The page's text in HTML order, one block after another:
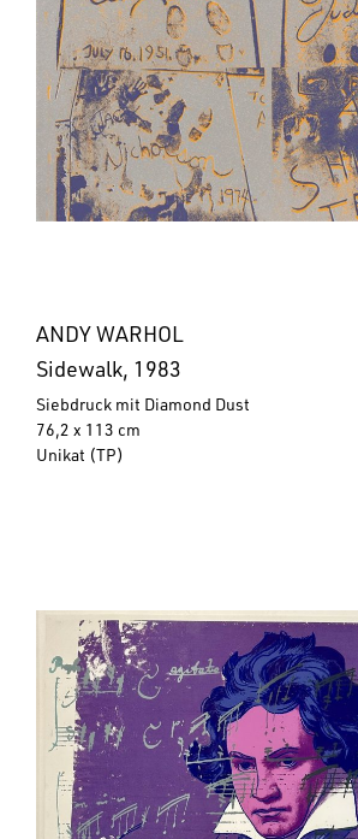
ANDY WARHOL
Sidewalk, 1983
Siebdruck mit Diamond Dust
76,2 x 113 cm
Unikat (TP)